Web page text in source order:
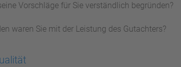
Vorschläge für Sie verständlich begründen?
waren Sie mit der Leistung des Gutachters?